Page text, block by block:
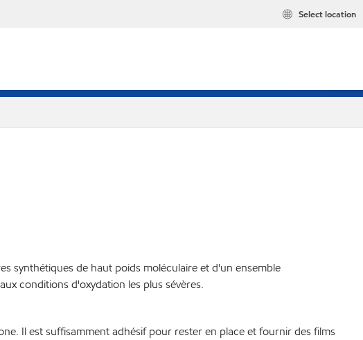
Select location
synthétiques de haut poids moléculaire et d'un ensemble
conditions d'oxydation les plus sévères.
Il est suffisamment adhésif pour rester en place et fournir des films